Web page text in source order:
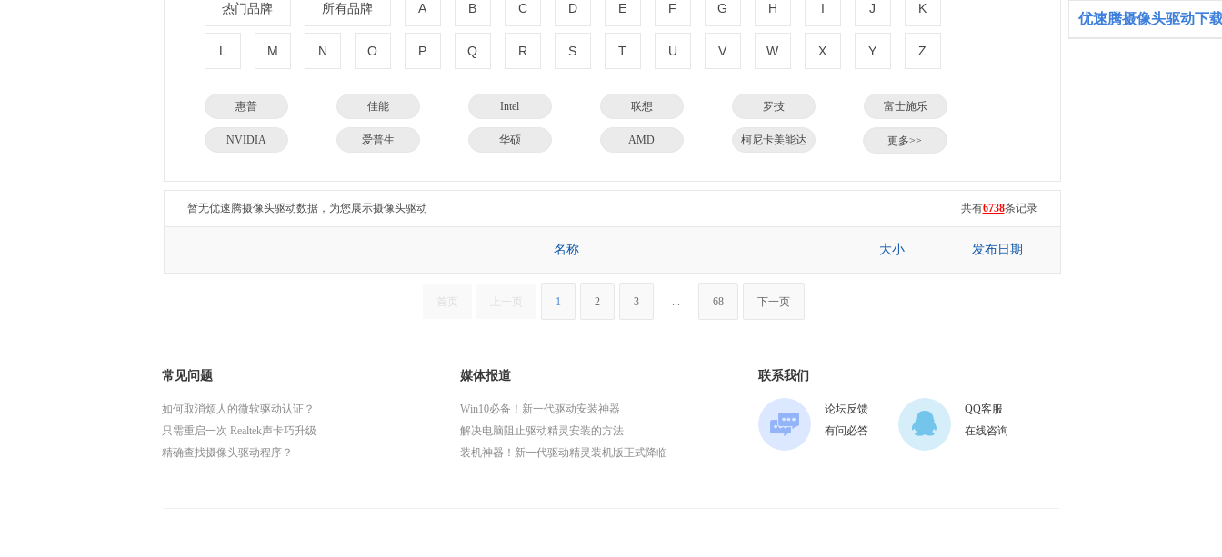
热门品牌 所有品牌 A B C D E F G H I J K
L M N O P Q R S T U V W X Y Z
惠普 佳能 Intel 联想 罗技 富士施乐
NVIDIA 爱普生 华硕 AMD 柯尼卡美能达 小米
得力 瑞昱
更多>>
暂无优速腾摄像头驱动数据，为您展示摄像头驱动 共有6738条记录
名称 大小 发布日期
首页 上一页 1 2 3 ... 68 下一页
优速腾摄像头驱动下
常见问题
如何取消烦人的微软驱动认证？
只需重启一次 Realtek声卡巧升级
精确查找摄像头驱动程序？
媒体报道
Win10必备！新一代驱动安装神器
解决电脑阻止驱动精灵安装的方法
装机神器！新一代驱动精灵装机版正式降临
联系我们
论坛反馈
有问必答
QQ客服
在线咨询